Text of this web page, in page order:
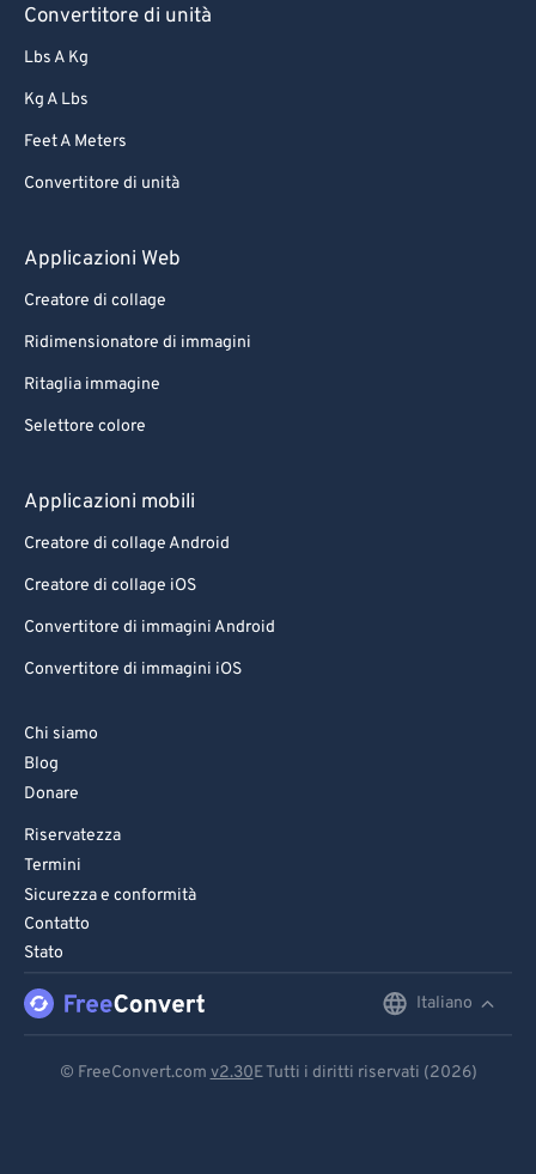
Convertitore di unità
Lbs A Kg
Kg A Lbs
Feet A Meters
Convertitore di unità
Applicazioni Web
Creatore di collage
Ridimensionatore di immagini
Ritaglia immagine
Selettore colore
Applicazioni mobili
Creatore di collage Android
Creatore di collage iOS
Convertitore di immagini Android
Convertitore di immagini iOS
Chi siamo
Blog
Donare
Riservatezza
Termini
Sicurezza e conformità
Contatto
Stato
Italiano
© FreeConvert.com v2.30E Tutti i diritti riservati (2026)